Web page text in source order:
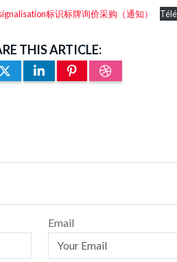
标识标牌询价采购（通知）
THIS ARTICLE:
Email